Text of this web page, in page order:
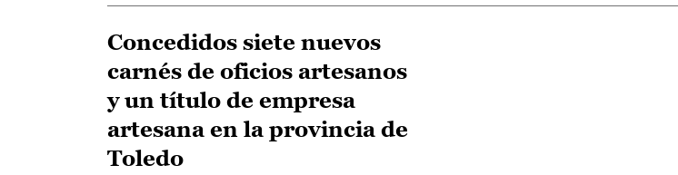
Concedidos siete nuevos
carnés de oficios artesanos
y un título de empresa
artesana en la provincia de
Toledo